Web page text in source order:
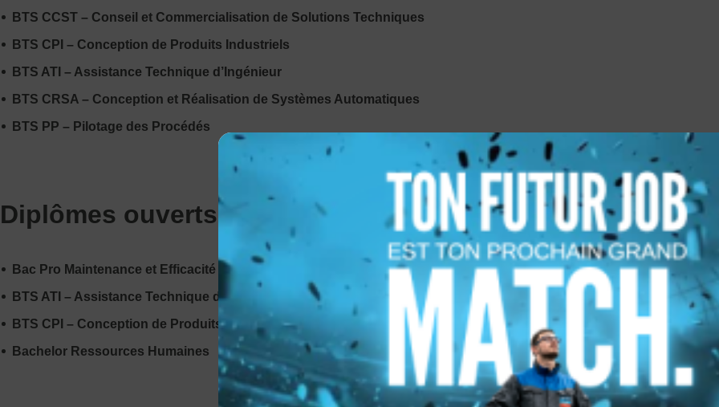
BTS CCST – Conseil et Commercialisation de Solutions Techniques
BTS CPI – Conception de Produits Industriels
BTS ATI – Assistance Technique d’Ingénieur
BTS CRSA – Conception et Réalisation de Systèmes Automatiques
BTS PP – Pilotage des Procédés
Diplômes ouverts sur le campus de Cherbourg-en-
Bac Pro Maintenance et Efficacité Énergétique (MEE)
BTS ATI – Assistance Technique d’Ingénieur
BTS CPI – Conception de Produits Industriels
Bachelor Ressources Humaines